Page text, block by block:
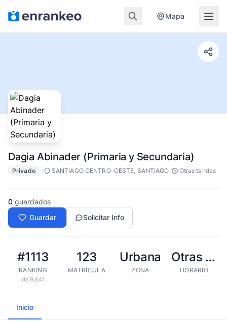
Mapa
Dagia Abinader (Primaria y Secundaria)
Privado ·· SANTIAGO CENTRO-OESTE, SANTIAGO· Otras tandas
0 guardados
Guardar
Solicitar Info
#1113
RANKING
de 9,641
123
MATRÍCULA
Urbana
ZONA
Otras tandas
HORARIO
Inicio